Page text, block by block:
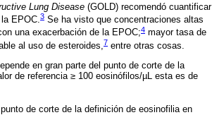
Lung Disease (GOLD) recomendó cuantificar
EPOC.3 Se ha visto que concentraciones altas
una exacerbación de la EPOC;4 mayor tasa de
al uso de esteroides,7 entre otras cosas.
en gran parte del punto de corte de la
de referencia ≥ 100 eosinófilos/µL esta es de
de corte de la definición de eosinofilia en